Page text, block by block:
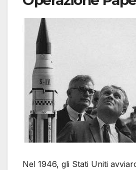
Nel 1946, gli Stati Uniti